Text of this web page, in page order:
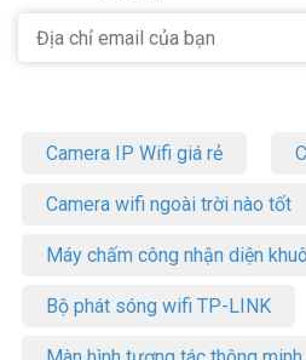
Camera IP Wifi giá rẻ
Camera wifi ngoài trời nào tốt
Máy chấm công nhận diện
Bộ phát sóng wifi TP-LINK